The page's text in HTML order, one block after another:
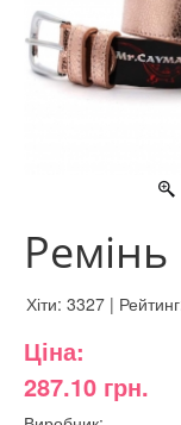
Хіти: 3327 |
Ціна:
287.10 грн.